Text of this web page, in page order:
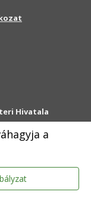
a
Hivatala
300
301